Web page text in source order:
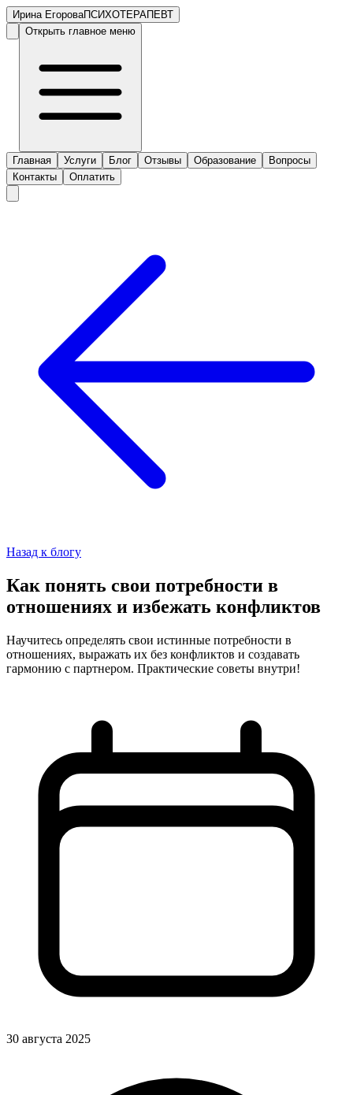
Ирина ЕгороваПСИХОТЕРАПЕВТ
Открыть главное меню
Главная Услуги Блог Отзывы Образование
Вопросы
Контакты
Оплатить
Назад к блогу
Как понять свои потребности в
отношениях и избежать конфликтов
Научитесь определять свои истинные потребности в
отношениях, выражать их без конфликтов и создавать
гармонию с партнером. Практические советы внутри!
30 августа 2025